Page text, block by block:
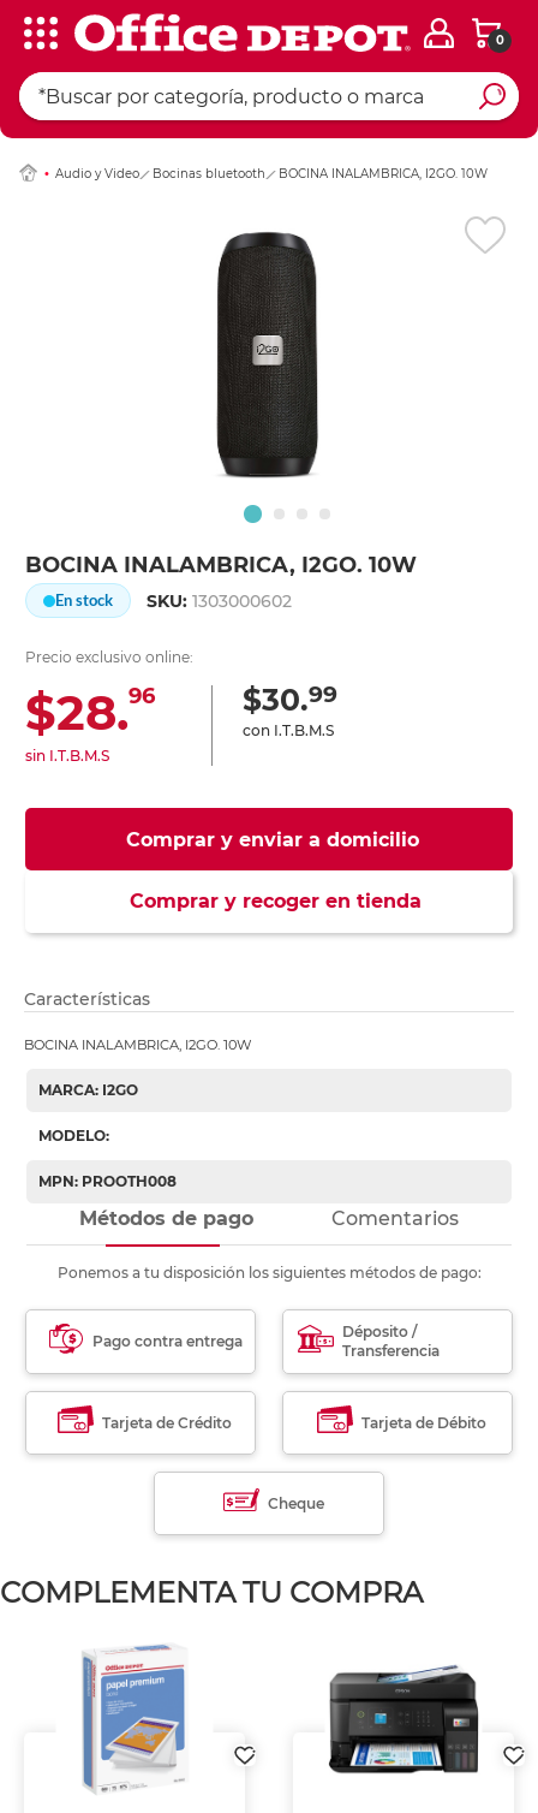
0
Audio y Video Bocinas bluetooth BOCINA INALAMBRICA, I2GO. 10W
BOCINA INALAMBRICA, I2GO. 10W
En stock SKU:1303000602
Precio exclusivo online:
$28.96
sin I.T.B.M.S
$30.99
con I.T.B.M.S
Comprar y enviar a domicilio
Comprar y recoger en tienda
Ingresar Codigo
Características
BOCINA INALAMBRICA, I2GO. 10W
MARCA: I2GO
MODELO:
MPN: PROOTH008
Métodos de pago Comentarios
Ponemos a tu disposición los siguientes métodos de pago:
Pago contra entrega
Déposito /
Transferencia
Tarjeta de Crédito Tarjeta de Débito
Cheque
COMPLEMENTA TU COMPRA